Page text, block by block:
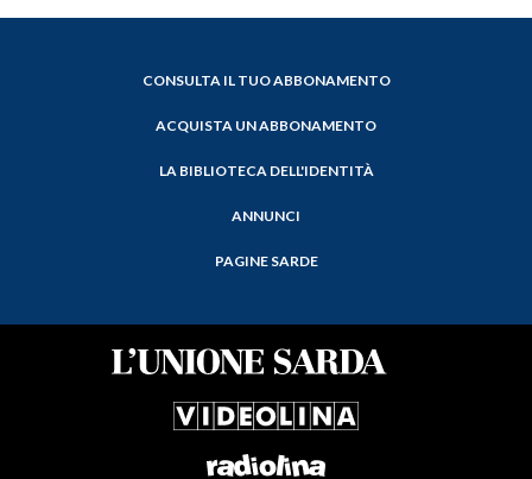
CONSULTA IL TUO ABBONAMENTO
ACQUISTA UN ABBONAMENTO
LA BIBLIOTECA DELL'IDENTITÀ
ANNUNCI
PAGINE SARDE